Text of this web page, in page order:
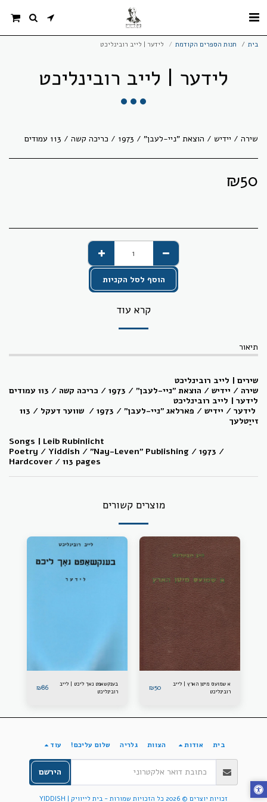
בית חנות הספרים הקודמת לידער | לייב רובינליכט
לידער | לייב רובינליכט
שירה / יידיש / הוצאת "ניי-לעבן" / 1973 / כריכה קשה / 113 עמודים
₪50
הוסף לסל הקניות
קרא עוד
תיאור
שירים | לייב רובינליכט
שירה / יידיש / הוצאת "ניי-לעבן" / 1973 / כריכה קשה / 113 עמודים
לידער | לייב רובינליכט
לידער / יידיש / פארלאג "ניי-לעבן" / 1973 / שווער דעקל / 113
זייַטלעך
Songs | Leib Rubinlicht
Poetry / Yiddish / "Nay-Leven" Publishing / 1973 /
Hardcover / 113 pages
מוצרים קשורים
א שמועס מיטן הארץ | לייב
רובינליכט
₪50
בענקשאפט נאך ליכט | לייב
רובינליכט
₪86
בית אודות הצוות גלריה שלום עליכם! עוד
הירשם
זכויות יוצרים © 2026 כל הזכויות שמורות - בית לייוויק | YIDDISH